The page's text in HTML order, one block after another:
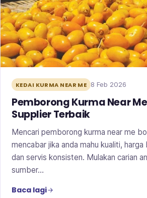
KEDAI KURMA NEAR ME 8 Feb 2026
Pemborong Kurma Near
Supplier Terbaik
Mencari pemborong kurma near me
mencabar jika anda mahu kualiti,
dan servis konsisten. Mulakan carian
sumber…
Baca lagi